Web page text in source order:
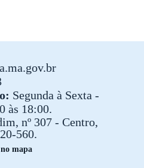
Segunda à Sexta -
às 18:00.
nº 307 - Centro,
560.
mapa